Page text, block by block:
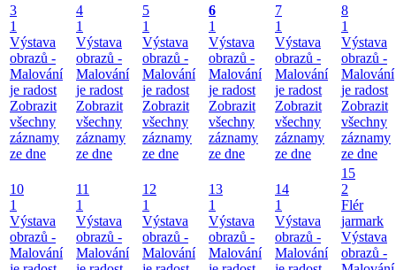
3
1
Výstava
obrazů -
Malování
je radost
Zobrazit
všechny
záznamy
ze dne
4
1
Výstava
obrazů -
Malování
je radost
Zobrazit
všechny
záznamy
ze dne
5
1
Výstava
obrazů -
Malování
je radost
Zobrazit
všechny
záznamy
ze dne
6
1
Výstava
obrazů -
Malování
je radost
Zobrazit
všechny
záznamy
ze dne
7
1
Výstava
obrazů -
Malování
je radost
Zobrazit
všechny
záznamy
ze dne
8
1
Výstava
obrazů -
Malování
je radost
Zobrazit
všechny
záznamy
ze dne
10
1
Výstava
obrazů -
Malování
11
1
Výstava
obrazů -
Malování
12
1
Výstava
obrazů -
Malování
13
1
Výstava
obrazů -
Malování
14
1
Výstava
obrazů -
Malování
15
2
Flér
jarmark
Výstava
obrazů -